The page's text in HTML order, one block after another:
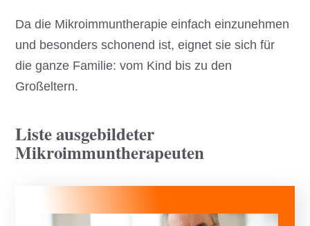
Da die Mikroimmuntherapie einfach einzunehmen
und besonders schonend ist, eignet sie sich für
die ganze Familie: vom Kind bis zu den
Großeltern.
Liste ausgebildeter
Mikroimmuntherapeuten